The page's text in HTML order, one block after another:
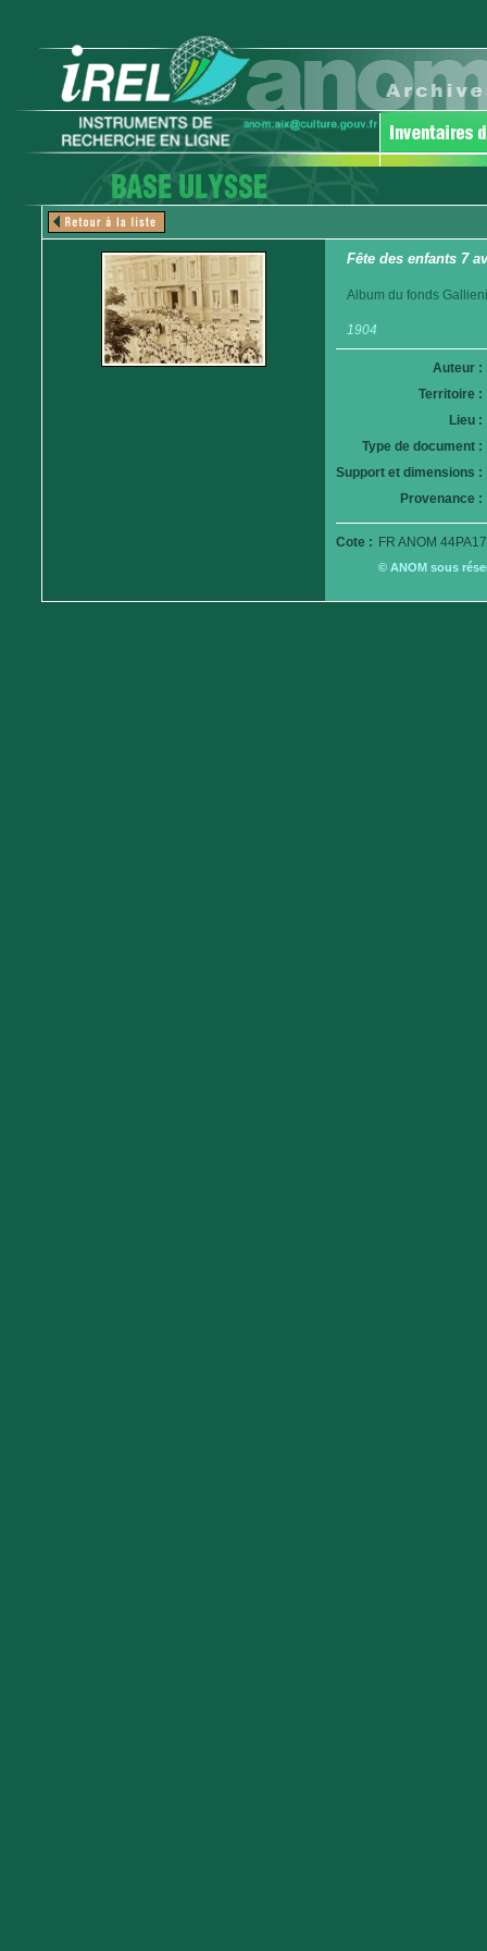
Fête des enfants 7
Album du fonds
1904
Auteur :
Territoire :
Lieu :
Type de document :
Support et dimensions :
Provenance :
Cote : FR ANOM
© ANOM sous